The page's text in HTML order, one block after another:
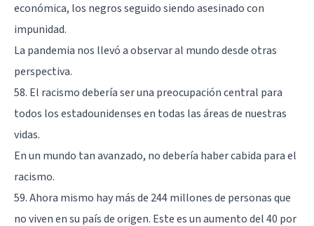
económica, los negros seguido siendo asesinado con
impunidad.
La pandemia nos llevó a observar al mundo desde otras
perspectiva.
58. El racismo debería ser una preocupación central para
todos los estadounidenses en todas las áreas de nuestras
vidas.
En un mundo tan avanzado, no debería haber cabida para el
racismo.
59. Ahora mismo hay más de 244 millones de personas que
no viven en su país de origen. Este es un aumento del 40 por